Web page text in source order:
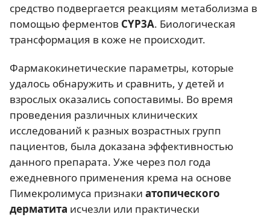
средство подвергается реакциям метаболизма в
помощью ферментов CYP3A. Биологическая
трансформация в коже не происходит.
Фармакокинетические параметры, которые
удалось обнаружить и сравнить, у детей и
взрослых оказались сопоставимы. Во время
проведения различных клинических
исследований к разных возрастных групп
пациентов, была доказана эффективностью
данного препарата. Уже через пол года
ежедневного применения крема на основе
Пимекролимуса признаки атопического
дерматита исчезли или практически